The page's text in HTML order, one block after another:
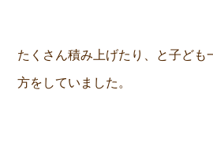
たくさん積み上げたり、と子ども
方をしていました。